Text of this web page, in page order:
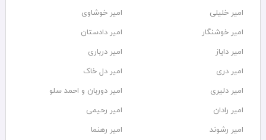
امیر خلیلی
امیر خوشاوی
امیر خوشنگار
امیر دادستان
امیر دایاز
امیر درباری
امیر دری
امیر دل خاک
امیر دلیری
امیر دوربان و احمد سلو
امیر رادان
امیر رحیمی
امیر رشوند
امیر رهنما